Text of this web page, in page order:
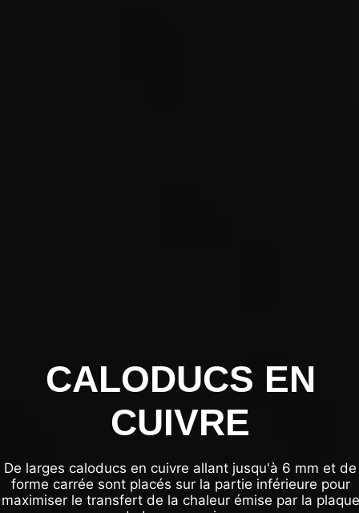
CALODUCS EN
CUIVRE
De larges caloducs en cuivre allant jusqu'à 6 mm et de
forme carrée sont placés sur la partie inférieure pour
maximiser le transfert de la chaleur émise par la plaque